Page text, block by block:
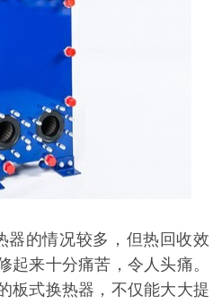
器的情况较多，但热回收效
起来十分痛苦，令人头痛。
板式换热器，不仅能大大提